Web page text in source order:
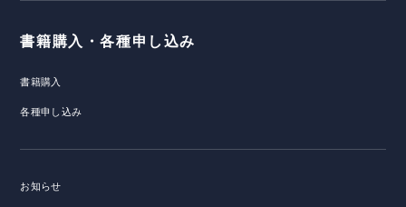
書籍購入・各種申し込み
書籍購入
各種申し込み
お知らせ